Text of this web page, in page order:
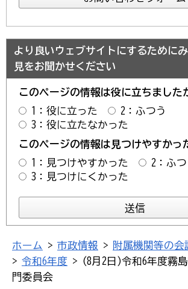
より良いウェブサイトにするために
見をお聞かせください
このページの情報は役に立ちました
1：役に立った
2：ふつう
3：役に立たなかった
このページの情報は見つけやすかっ
1：見つけやすかった
2：ふつ
3：見つけにくかった
ホーム > 市政情報 > 附属機関等の会
> 令和6年度 > (8月2日)令和6年度霧
門委員会